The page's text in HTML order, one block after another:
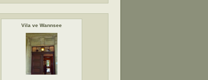
Vila ve Wannsee